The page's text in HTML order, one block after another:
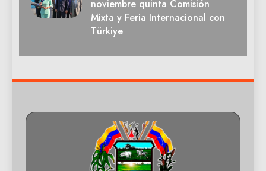
noviembre quinta Comisión
Mixta y Feria Internacional con
Türkiye